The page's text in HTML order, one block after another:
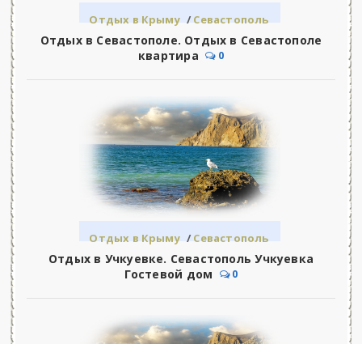
Отдых в Крыму /Севастополь
Отдых в Севастополе. Отдых в Севастополе
квартира
0
Отдых в Крыму /Севастополь
Отдых в Учкуевке. Севастополь Учкуевка
Гостевой дом
0